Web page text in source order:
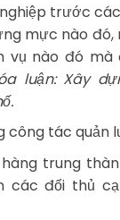
nghiệp trước
mực nào đó,
vụ nào đó
luận: Xây
công tác quản
trung
các đối thủ